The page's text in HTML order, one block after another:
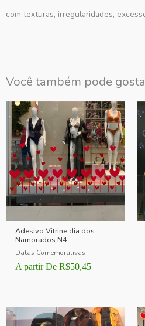
com texturas, irregularidades,
Você também pode
Adesivo Vitrine dia dos
Namorados N4
Datas Comemorativas
A partir De R$50,45